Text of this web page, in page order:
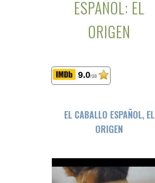
ESPAÑOL: EL
ORIGEN
9.0/10
EL CABALLO ESPAÑOL, EL
ORIGEN